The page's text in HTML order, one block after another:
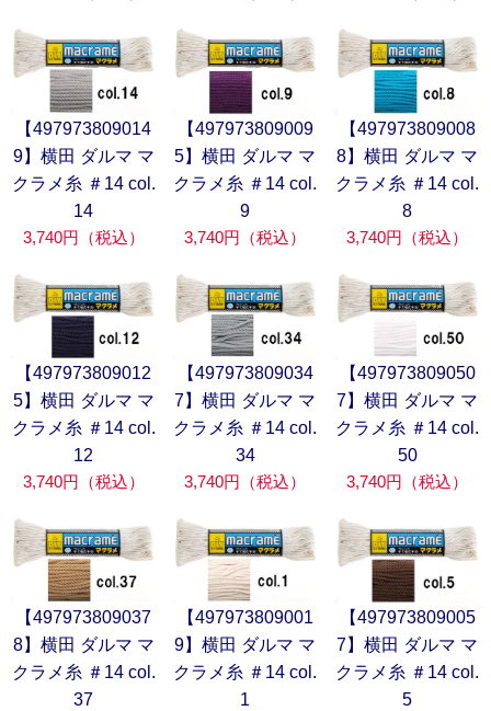
【497973809014
9】横田 ダルマ マ
クラメ糸 ＃14 col.
14
3,740円（税込）
【497973809009
5】横田 ダルマ マ
クラメ糸 ＃14 col.
9
3,740円（税込）
【497973809008
8】横田 ダルマ マ
クラメ糸 ＃14 col.
8
3,740円（税込）
【497973809012
5】横田 ダルマ マ
クラメ糸 ＃14 col.
12
3,740円（税込）
【497973809034
7】横田 ダルマ マ
クラメ糸 ＃14 col.
34
3,740円（税込）
【497973809050
7】横田 ダルマ マ
クラメ糸 ＃14 col.
50
3,740円（税込）
【497973809037
8】横田 ダルマ マ
クラメ糸 ＃14 col.
37
【497973809001
9】横田 ダルマ マ
クラメ糸 ＃14 col.
1
【497973809005
7】横田 ダルマ マ
クラメ糸 ＃14 col.
5